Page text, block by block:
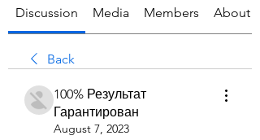
Discussion Media Members About
Back
100% Результат
Гарантирован
August 7, 2023